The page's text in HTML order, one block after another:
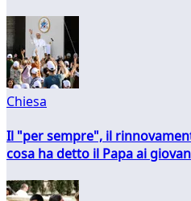
Chiesa
Il "per sempre", il
cosa ha detto il Papa ai